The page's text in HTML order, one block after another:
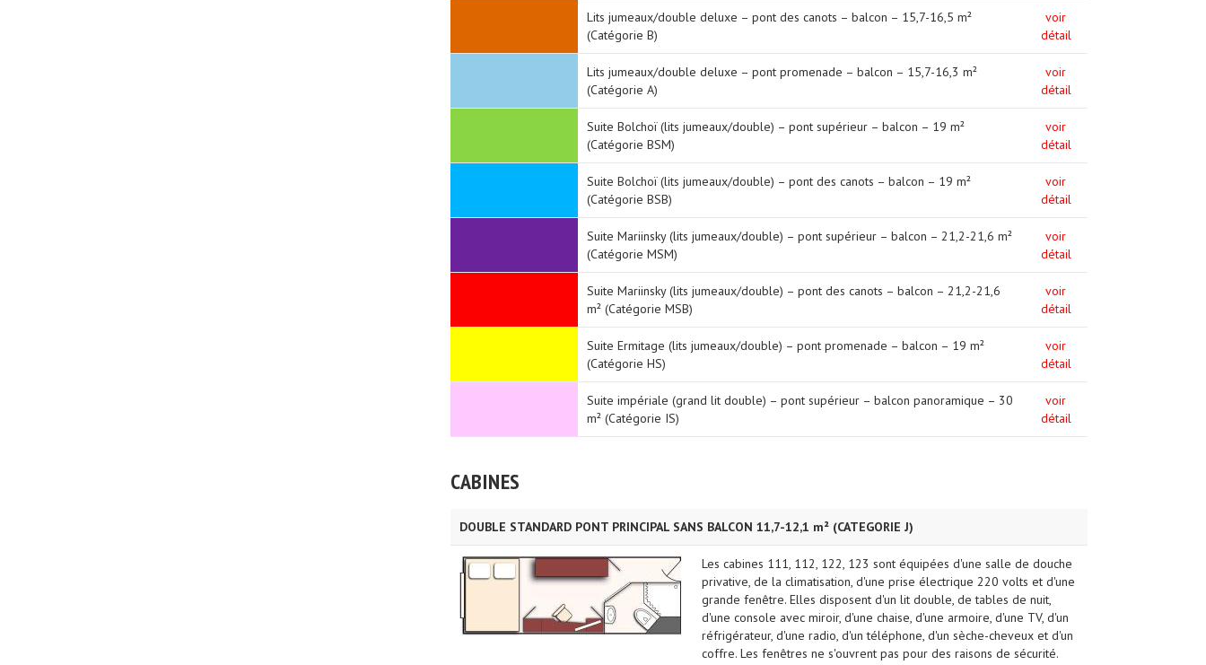
Lits jumeaux/double deluxe – pont des canots – balcon – 15,7-16,5 m²
(Catégorie B)
voir
détail
Lits jumeaux/double deluxe – pont promenade – balcon – 15,7-16,3 m²
(Catégorie A)
voir
détail
Suite Bolchoï (lits jumeaux/double) – pont supérieur – balcon – 19 m²
(Catégorie BSM)
voir
détail
Suite Bolchoï (lits jumeaux/double) – pont des canots – balcon – 19 m²
(Catégorie BSB)
voir
détail
Suite Mariinsky (lits jumeaux/double) – pont supérieur – balcon – 21,2-21,6 m²
(Catégorie MSM)
voir
détail
Suite Mariinsky (lits jumeaux/double) – pont des canots – balcon – 21,2-21,6
m² (Catégorie MSB)
voir
détail
Suite Ermitage (lits jumeaux/double) – pont promenade – balcon – 19 m²
(Catégorie HS)
voir
détail
Suite impériale (grand lit double) – pont supérieur – balcon panoramique – 30
m² (Catégorie IS)
voir
détail
CABINES
DOUBLE STANDARD PONT PRINCIPAL SANS BALCON 11,7-12,1 m² (CATEGORIE J)
Les cabines 111, 112, 122, 123 sont équipées d'une salle de douche
privative, de la climatisation, d'une prise électrique 220 volts et d'une
grande fenêtre. Elles disposent d'un lit double, de tables de nuit,
d'une console avec miroir, d'une chaise, d'une armoire, d'une TV, d'un
réfrigérateur, d'une radio, d'un téléphone, d'un sèche-cheveux et d'un
coffre. Les fenêtres ne s'ouvrent pas pour des raisons de sécurité.